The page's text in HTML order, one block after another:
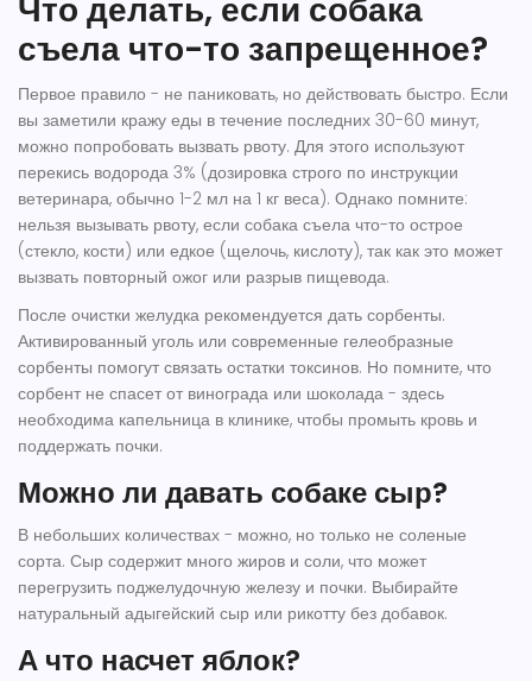
Что делать, если собака
съела что-то запрещенное?
Первое правило - не паниковать, но действовать быстро. Если
вы заметили кражу еды в течение последних 30-60 минут,
можно попробовать вызвать рвоту. Для этого используют
перекись водорода 3% (дозировка строго по инструкции
ветеринара, обычно 1-2 мл на 1 кг веса). Однако помните:
нельзя вызывать рвоту, если собака съела что-то острое
(стекло, кости) или едкое (щелочь, кислоту), так как это может
вызвать повторный ожог или разрыв пищевода.
После очистки желудка рекомендуется дать сорбенты.
Активированный уголь или современные гелеобразные
сорбенты помогут связать остатки токсинов. Но помните, что
сорбент не спасет от винограда или шоколада - здесь
необходима капельница в клинике, чтобы промыть кровь и
поддержать почки.
Можно ли давать собаке сыр?
В небольших количествах - можно, но только не соленые
сорта. Сыр содержит много жиров и соли, что может
перегрузить поджелудочную железу и почки. Выбирайте
натуральный адыгейский сыр или рикотту без добавок.
А что насчет яблок?